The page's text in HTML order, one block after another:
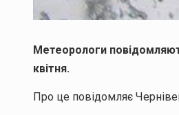
Метеорологи
квітня.
Про це повідомляє